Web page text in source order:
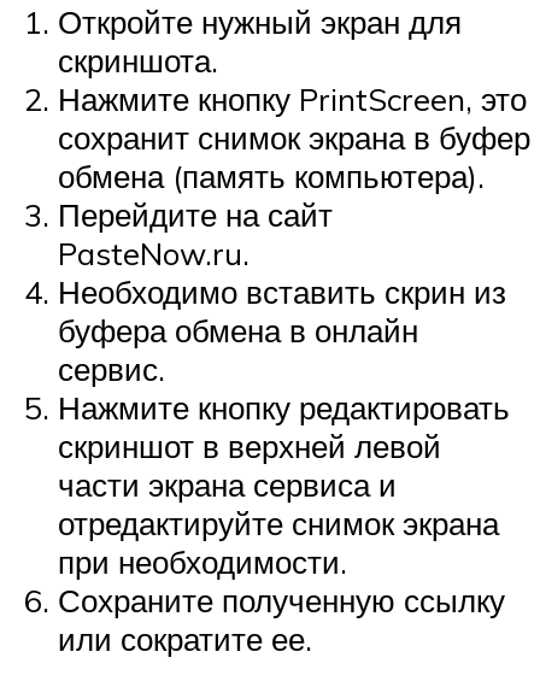
Откройте нужный экран для
скриншота.
Нажмите кнопку PrintScreen, это
сохранит снимок экрана в буфер
обмена (память компьютера).
Перейдите на сайт
PasteNow.ru.
Необходимо вставить скрин из
буфера обмена в онлайн
сервис.
Нажмите кнопку редактировать
скриншот в верхней левой
части экрана сервиса и
отредактируйте снимок экрана
при необходимости.
Сохраните полученную ссылку
или сократите ее.